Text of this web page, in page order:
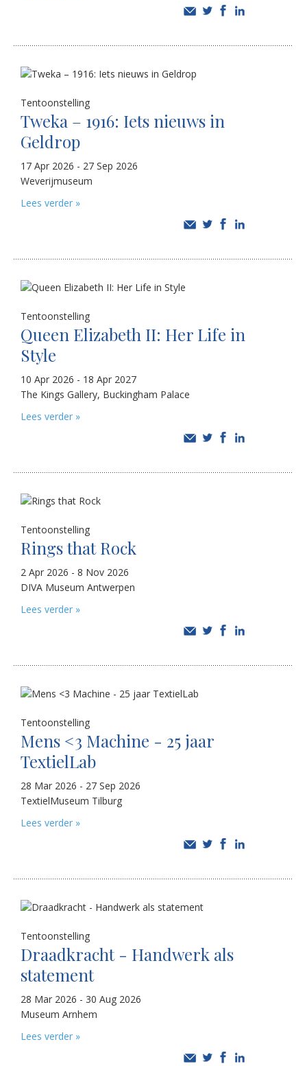
Tentoonstelling
Tweka – 1916: Iets nieuws in
Geldrop
17 Apr 2026 - 27 Sep 2026
Weverijmuseum
Lees verder »
Tentoonstelling
Queen Elizabeth II: Her Life in
Style
10 Apr 2026 - 18 Apr 2027
The Kings Gallery, Buckingham Palace
Lees verder »
Tentoonstelling
Rings that Rock
2 Apr 2026 - 8 Nov 2026
DIVA Museum Antwerpen
Lees verder »
Tentoonstelling
Mens <3 Machine - 25 jaar
TextielLab
28 Mar 2026 - 27 Sep 2026
TextielMuseum Tilburg
Lees verder »
Tentoonstelling
Draadkracht - Handwerk als
statement
28 Mar 2026 - 30 Aug 2026
Museum Arnhem
Lees verder »